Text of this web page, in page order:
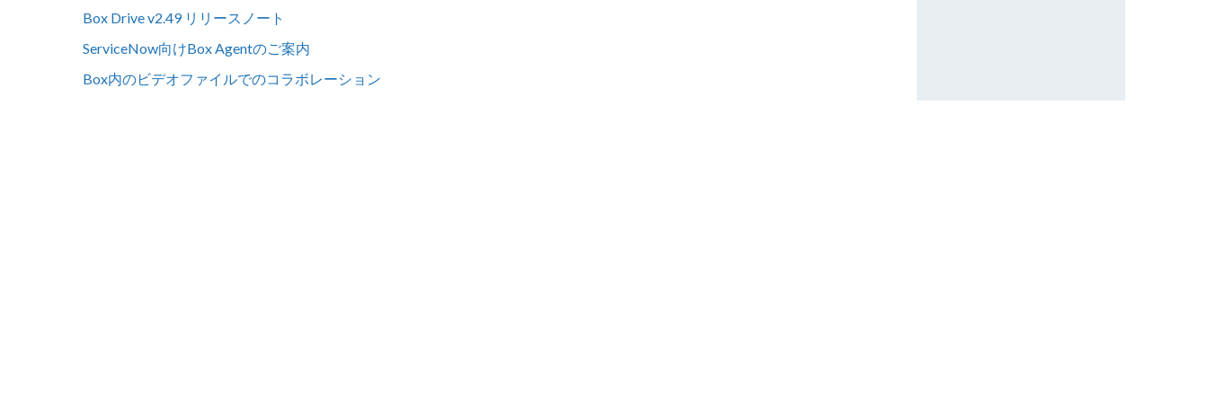
Box Drive v2.49 リリースノート
ServiceNow向けBox Agentのご案内
Box内のビデオファイルでのコラボレーション